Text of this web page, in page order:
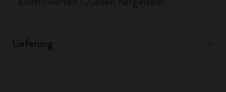
Lieferung